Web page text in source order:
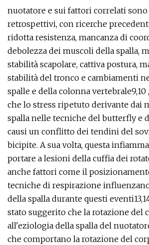
nuotatore e sui fattori correlati sono
retrospettivi, con ricerche
ridotta resistenza, mancanza di
debolezza dei muscoli della spalla,
stabilità scapolare, cattiva postura,
stabilità del tronco e cambiamenti
spalle e della colonna vertebrale9,10
che lo stress ripetuto derivante dai
spalla nelle tecniche del butterfly e
causi un conflitto dei tendini del
bicipite. A sua volta, questa
portare a lesioni della cuffia dei
anche fattori come il
tecniche di respirazione
della spalla durante questi
stato suggerito che la rotazione del
all'eziologia della spalla del
che comportano la rotazione del